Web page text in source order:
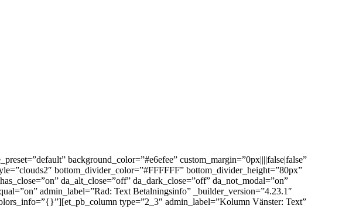
background_color=”#e6efee” custom_margin=”0px||||false|false”
bottom_divider_color=”#FFFFFF” bottom_divider_height=”80px”
da_alt_close=”off” da_dark_close=”off” da_not_modal=”on”
admin_label=”Rad: Text Betalningsinfo” _builder_version=”4.23.1″
type=”2_3″ admin_label=”Kolumn Vänster: Text”